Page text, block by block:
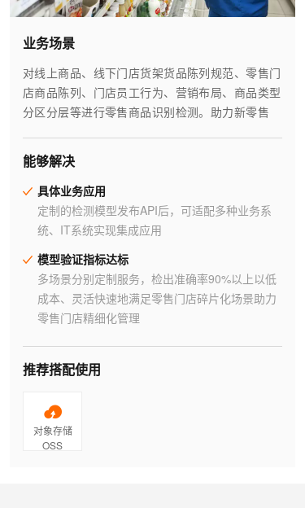
业务场景
对线上商品、线下门店货架货品陈列规范、零售门
店商品陈列、门店员工行为、营销布局、商品类型
分区分层等进行零售商品识别检测。助力新零售
能够解决
具体业务应用
定制的检测模型发布API后，可适配多种业务系
统、IT系统实现集成应用
模型验证指标达标
多场景分别定制服务，检出准确率90%以上以低
成本、灵活快速地满足零售门店碎片化场景助力
零售门店精细化管理
推荐搭配使用
对象存储
OSS